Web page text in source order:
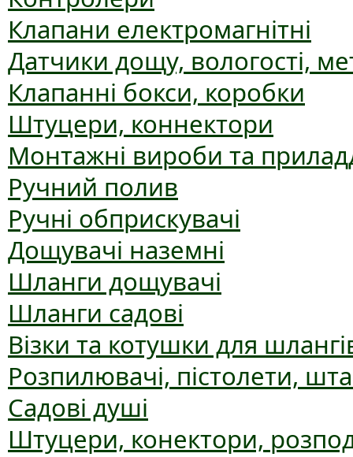
Клапани електромагнітні
Датчики дощу, вологості,
Клапанні бокси, коробки
Штуцери, коннектори
Монтажні вироби та
Ручний полив
Ручні обприскувачі
Дощувачі наземні
Шланги дощувачі
Шланги садові
Візки та котушки для
Розпилювачі, пістолети,
Садові душі
Штуцери, конектори,